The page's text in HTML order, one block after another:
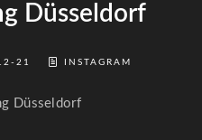
Düsseldorf
21 INSTAGRAM
Düsseldorf